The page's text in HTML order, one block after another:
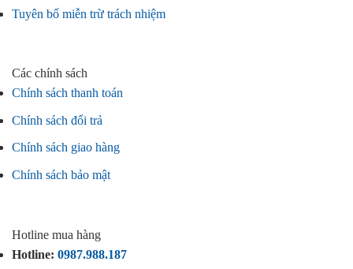
Tuyên bố miễn trừ trách nhiệm
Các chính sách
Chính sách thanh toán
Chính sách đổi trả
Chính sách giao hàng
Chính sách bảo mật
Hotline mua hàng
Hotline: 0987.988.187